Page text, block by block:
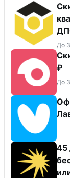
До
₽
До
45